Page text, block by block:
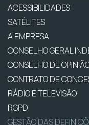
ACESSIBILIDADES
SATÉLITES
A EMPRESA
CONSELHO GERAL
CONSELHO DE
CONTRATO DE
RÁDIO E TELEVISÃO
RGPD
GESTÃO DAS